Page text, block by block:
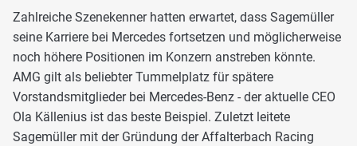
Zahlreiche Szenekenner hatten erwartet, dass Sagemüller
seine Karriere bei Mercedes fortsetzen und möglicherweise
noch höhere Positionen im Konzern anstreben könnte.
AMG gilt als beliebter Tummelplatz für spätere
Vorstandsmitglieder bei Mercedes-Benz - der aktuelle CEO
Ola Källenius ist das beste Beispiel. Zuletzt leitete
Sagemüller mit der Gründung der Affalterbach Racing